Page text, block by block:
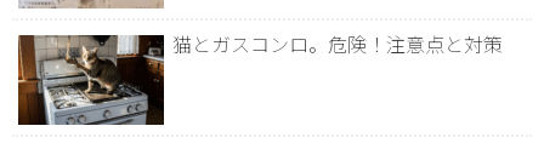
猫とガスコンロ。危険！注意点と対策